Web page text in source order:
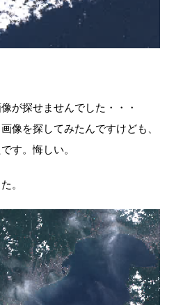
が探せませんでした・・・
像を探してみたんですけども、
す。悔しい。
。